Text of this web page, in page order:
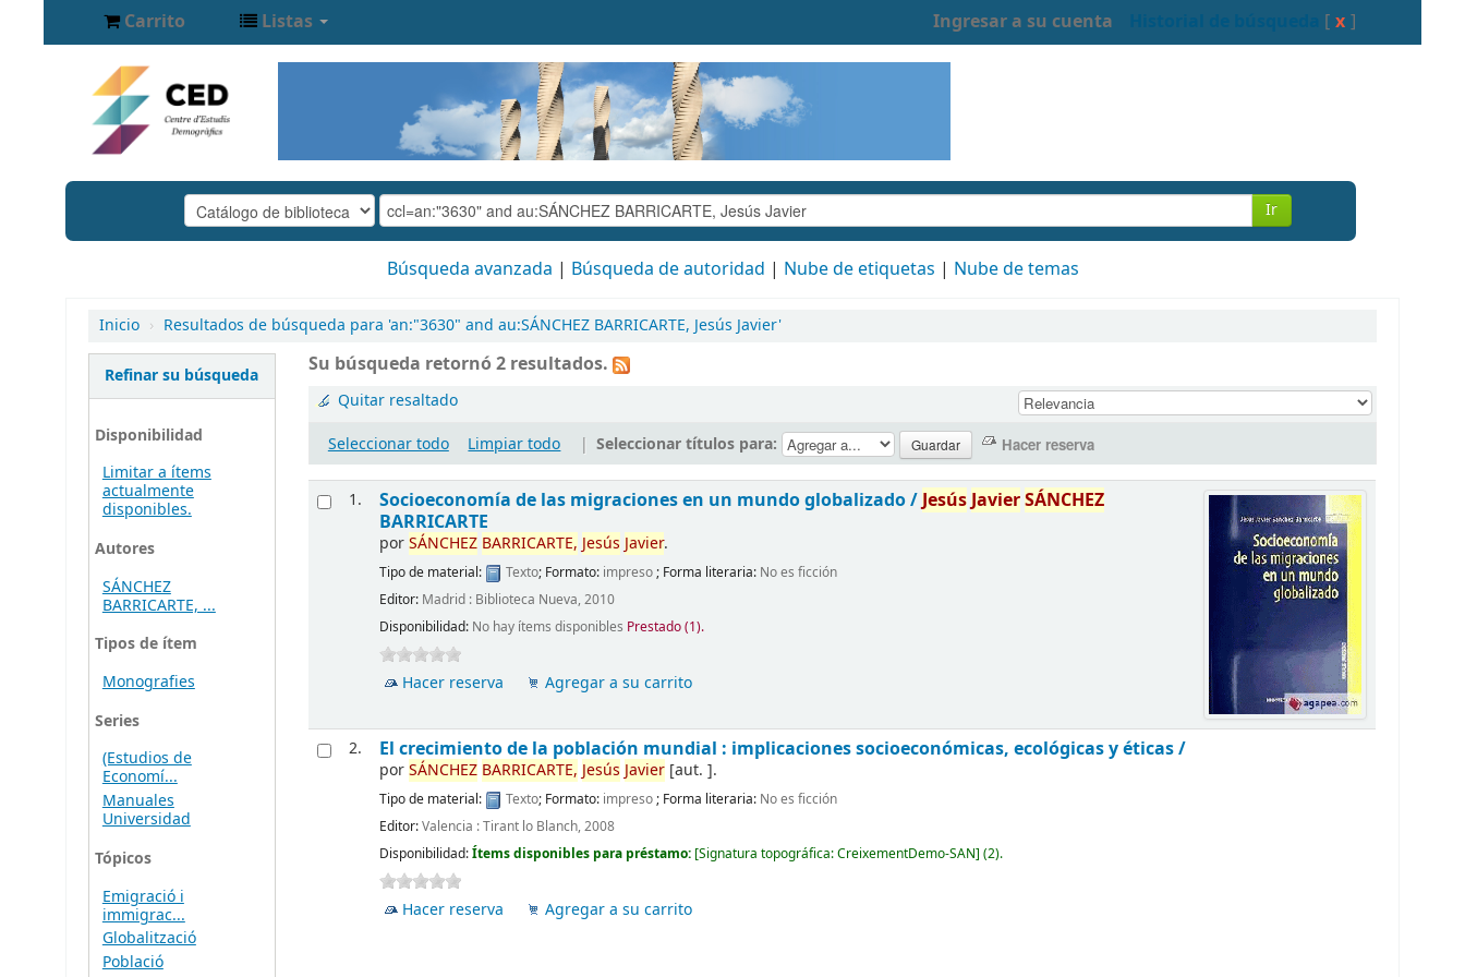
Carrito Listas Ingresar a su cuenta [ x ]
Ir
Búsqueda avanzada Búsqueda de autoridad Nube de etiquetas Nube de temas
Inicio › Resultados de búsqueda para 'an:"3630" and au:SÁNCHEZ BARRICARTE, Jesús Javier'
Refinar su búsqueda
Disponibilidad
Limitar a ítems
actualmente
disponibles.
Autores
SÁNCHEZ
BARRICARTE, ...
Tipos de ítem
Monografies
Series
(Estudios de
Economí...
Manuales
Universidad
Tópicos
Emigració i
immigrac...
Globalització
Població
Su búsqueda retornó 2 resultados.
Quitar resaltado
Seleccionar todo
Limpiar todo | Seleccionar títulos para:
1. Socioeconomía de las migraciones en un mundo globalizado / Jesús JavierSÁNCHEZ
BARRICARTE
porSÁNCHEZ BARRICARTE, Jesús Javier.
Tipo de material: Texto; Formato: impreso; Forma literaria: No es ficción
Editor: Madrid : Biblioteca Nueva, 2010
Disponibilidad: No hay ítems disponibles Prestado (1).
Hacer reserva Agregar a su carrito
2. El crecimiento de la población mundial : implicaciones socioeconómicas, ecológicas y éticas /
porSÁNCHEZ BARRICARTE, Jesús Javier [aut. ].
Tipo de material: Texto; Formato: impreso; Forma literaria: No es ficción
Editor:Valencia : Tirant lo Blanch, 2008
Disponibilidad:Ítems disponibles para préstamo: [Signatura topográfica:CreixementDemo-SAN](2).
Hacer reserva Agregar a su carrito